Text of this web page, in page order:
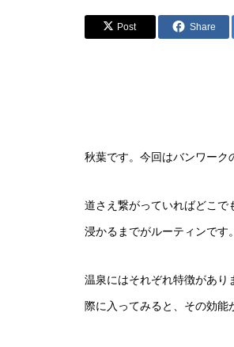
Post Share
秋葉です。今回はバンワーク
道さえ繋がっていればどこで
浸かるまでがルーティンです。
温泉にはそれぞれ特徴があり
際に入ってみると、その効能